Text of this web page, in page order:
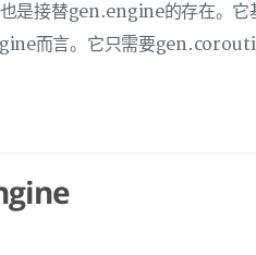
是接替gen.engine的存在。它
而言。它只需要